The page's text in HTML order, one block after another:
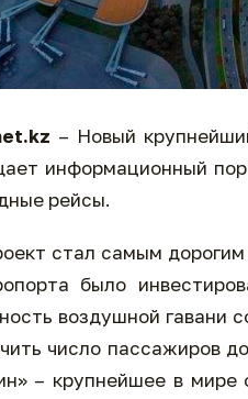
– Новый
информационный
рейсы.
стал самым
было
воздушной гавани
число пассажиров
– крупнейшее в мире